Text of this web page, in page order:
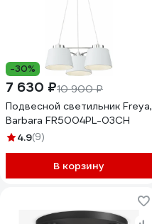
-30%
7 630 ₽10 900 ₽
Подвесной светильник Freya,
Barbara FR5004PL-03CH
4.9(9)
В корзину